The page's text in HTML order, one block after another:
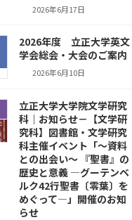
2026年6月17日
2026年度 立正大学英文
学会総会・大会のご案内
2026年6月10日
立正大学大学院文学研究
科｜お知らせ－【文学研
究科】図書館・文学研究
科主催イベント「～資料
との出会い～ 『聖書』の
歴史と意義 —グーテンベ
ルク42行聖書〔零葉〕を
めぐって—」開催のお知
らせ